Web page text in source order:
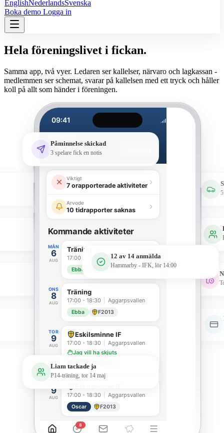
EnglishNederlandsSvenska
Boka demo Logga in
Hela föreningslivet i fickan.
Samma app, två vyer. Ledaren ser kallelser, närvaro och lagkassan -
medlemmen ser schemat, svarar på kallelsen med ett tryck och håller
koll på allt som händer i föreningen.
09:41
F2013
Viktigt
7 orapporterade aktiviteter
Arvode
10 tidrapporter saknas
Kommande aktiviteter
MÅN
6
AUG
Träning
17:00 - 18:30 | Aggarpsvallen
Ebba F2013
ONS
8
AUG
Träning
17:00 - 18:30 Aggarpsvallen
Ebba F2013
TOR
9
AUG
Eskilsminne IF
17:00 - 18:30
Aggarpsvallen
Jag vill ha skjuts
Oscar
9
AUG 17:00 - 18:30 Aggarpsvallen
Oscar F2013
8
Påminnelse skickad
3 spelare fick en notis
12 av 14 anmälda
Hammarby - IFK, lör 14:00
Liam tackade ja
P14-träning, tor 14 maj